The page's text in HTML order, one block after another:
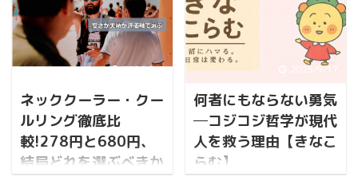
2026/8/9
ネッククーラー・クー
ルリング徹底比
較!278円と680円、
結局どれを選ぶべきか
2025/9/17
何者にもならない勇気
─コジコジ哲学が現代
人を救う理由【きなこ
らむ】